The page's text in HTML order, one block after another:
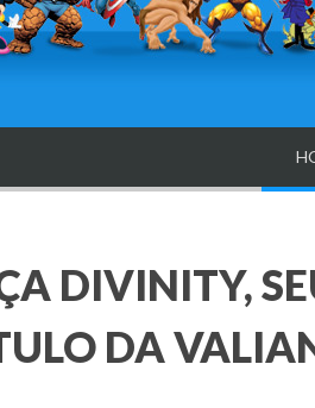
DIVINITY,
DA